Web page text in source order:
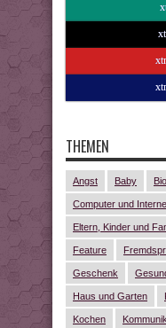
THEMEN
Angst Baby
Computer und
Eltern, Kinder und
Feature
Geschenk
Haus und Garten
Kochen